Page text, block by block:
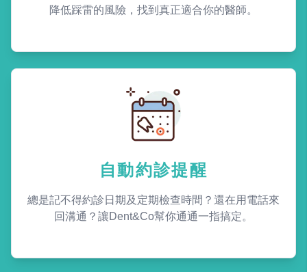
降低踩雷的風險，找到真正適合你的醫師。
自動約診提醒
總是記不得約診日期及定期檢查時間？還在用電話來
回溝通？讓Dent&Co幫你通通一指搞定。